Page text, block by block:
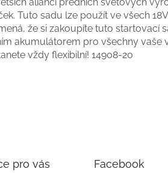
Tuto sadu lze použít ve všech
že si zakoupíte tuto startovací
akumulátorem pro všechny vaše
vždy flexibilní! 14908-20
pro vás Facebook